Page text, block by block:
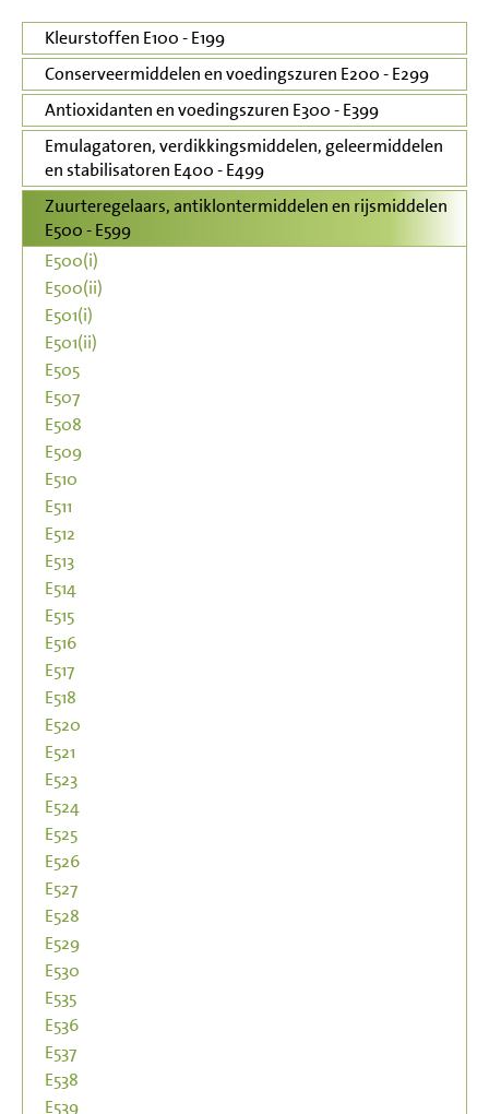
Kleurstoffen E100 - E199
Conserveermiddelen en voedingszuren E200 - E299
Antioxidanten en voedingszuren E300 - E399
Emulagatoren, verdikkingsmiddelen, geleermiddelen
en stabilisatoren E400 - E499
Zuurteregelaars, antiklontermiddelen en rijsmiddelen
E500 - E599
E500(i)
E500(ii)
E501(i)
E501(ii)
E505
E507
E508
E509
E510
E511
E512
E513
E514
E515
E516
E517
E518
E520
E521
E523
E524
E525
E526
E527
E528
E529
E530
E535
E536
E537
E538
E539